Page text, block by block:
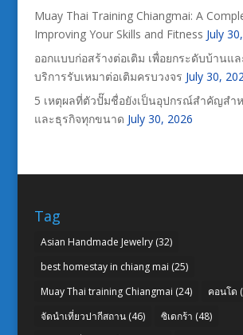
Muay Thai Training Chiangmai: A
Improving Your Skills and Fitness July
ออกแบบก่อสร้างต่อเติม เพื่อยกระดับบ้านแ
บริการรับเหมาต่อเติมครบวงจร July 30,
5 เหตุผลที่ตัวปั๊มชื่อยังเป็นอุปกรณ์สำคัญสำ
และธุรกิจทุกขนาด July 30, 2026
Tag
Asian Handmade Jewelry(32)
best homestay in chiang mai (25)
Muay Thai training Chiangmai (24) คอนโด
จัดนำเที่ยวปากีสถาน(46) ซิเดกร้า (48)